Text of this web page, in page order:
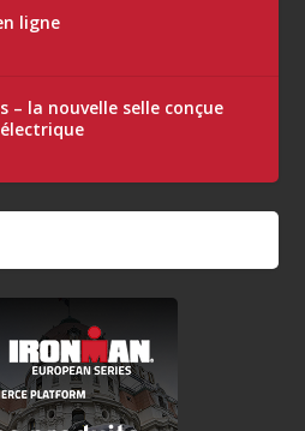
ligne
– la nouvelle selle conçue